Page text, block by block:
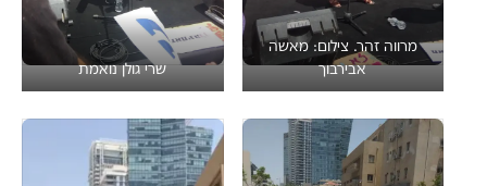
מרווה זהר. צילום: מאשה
אבירבוך
שרי גולן נואמת